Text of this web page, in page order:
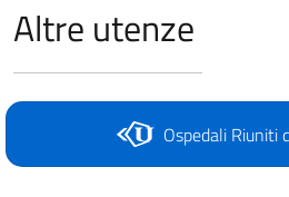
Altre utenze
Ospedali Riuniti